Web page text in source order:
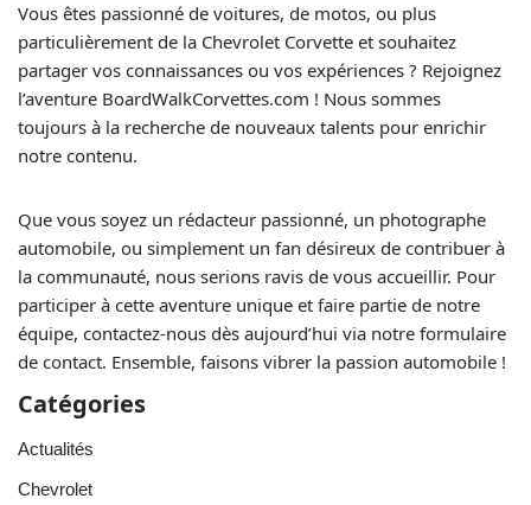
Vous êtes passionné de voitures, de motos, ou plus
particulièrement de la Chevrolet Corvette et souhaitez
partager vos connaissances ou vos expériences ? Rejoignez
l’aventure BoardWalkCorvettes.com ! Nous sommes
toujours à la recherche de nouveaux talents pour enrichir
notre contenu.
Que vous soyez un rédacteur passionné, un photographe
automobile, ou simplement un fan désireux de contribuer à
la communauté, nous serions ravis de vous accueillir. Pour
participer à cette aventure unique et faire partie de notre
équipe, contactez-nous dès aujourd’hui via notre formulaire
de contact. Ensemble, faisons vibrer la passion automobile !
Catégories
Actualités
Chevrolet